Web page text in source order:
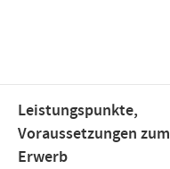
Leistungspunkte,
Voraussetzungen zum
Erwerb